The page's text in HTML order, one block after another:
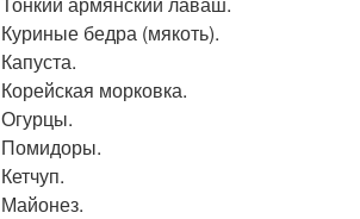
Куриные бедра (мякоть).
Капуста.
Корейская морковка.
Огурцы.
Помидоры.
Кетчуп.
Майонез.